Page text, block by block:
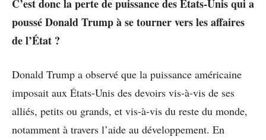
C’est donc la perte de puissance des États-Unis qui a
poussé Donald Trump à se tourner vers les affaires
de l’État ?
Donald Trump a observé que la puissance américaine
imposait aux États-Unis des devoirs vis-à-vis de ses
alliés, petits ou grands, et vis-à-vis du reste du monde,
notamment à travers l’aide au développement. En